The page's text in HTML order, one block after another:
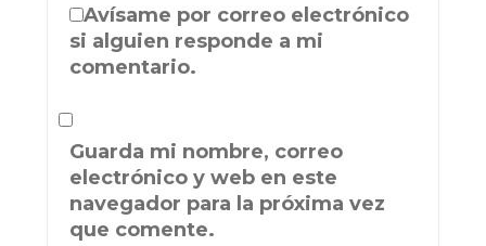
Avísame por correo electrónico
si alguien responde a mi
comentario.
Guarda mi nombre, correo
electrónico y web en este
navegador para la próxima vez
que comente.